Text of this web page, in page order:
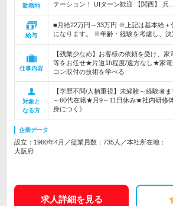
勤務地
テーション！ UIターン歓迎 【関西】 兵…
給与
■月給22万円～33万円 ※上記は基本給＋
になります。 ※年齢・経験を考慮し、決
仕事内容
【残業少なめ】お客様の依頼を受け、家
等をお任せ★片道1h程度/遠方なし★家電
コン取付の技術を学べる
対象と
なる方
【学歴不問/人柄重視】未経験～経験者
～60代在籍★月9～11日休み★社内研修
身につく》
企業データ
設立：1960年4月／従業員数：735人／本社所在地：
大阪府
求人詳細を見る